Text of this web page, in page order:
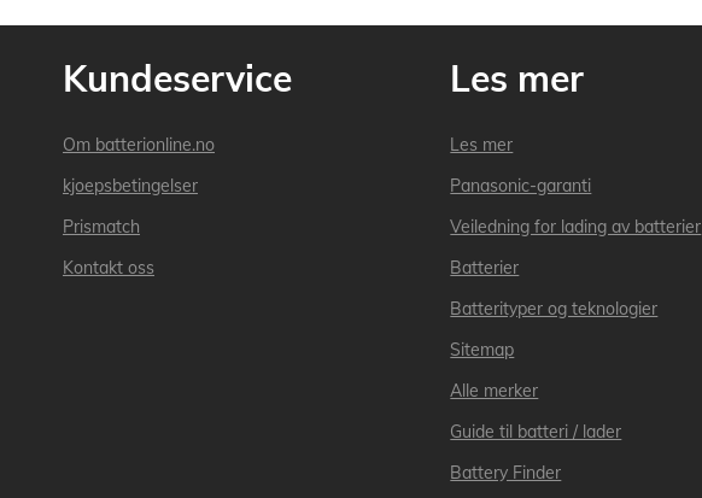
Kundeservice
Om batterionline.no
kjoepsbetingelser
Prismatch
Kontakt oss
Les mer
Les mer
Panasonic-garanti
Veiledning for lading av batterier
Batterier
Batterityper og teknologier
Sitemap
Alle merker
Guide til batteri / lader
Battery Finder